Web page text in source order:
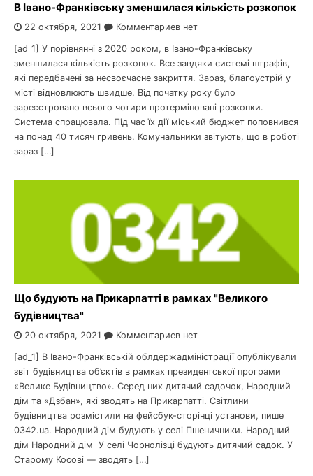
В Івано-Франківську зменшилася кількість розкопок
22 октября, 2021 Комментариев нет
[ad_1] У порівнянні з 2020 роком, в Івано-Франківську
зменшилася кількість розкопок. Все завдяки системі штрафів,
які передбачені за несвоєчасне закриття. Зараз, благоустрій у
місті відновлюють швидше. Від початку року було
зареєстровано всього чотири протерміновані розкопки.
Система спрацювала. Під час їх дії міський бюджет поповнився
на понад 40 тисяч гривень. Комунальники звітують, що в роботі
зараз […]
Що будують на Прикарпатті в рамках "Великого
будівництва"
20 октября, 2021 Комментариев нет
[ad_1] В Івано-Франківській облдержадміністрації опублікували
звіт будівництва об’єктів в рамках президентської програми
«Велике Будівництво». Серед них дитячий садочок, Народний
дім та «Дзбан», які зводять на Прикарпатті. Світлини
будівництва розмістили на фейсбук-сторінці установи, пише
0342.ua. Народний дім будують у селі Пшеничники. Народний
дім Народний дім У селі Чорнолізці будують дитячий садок. У
Старому Косові — зводять […]